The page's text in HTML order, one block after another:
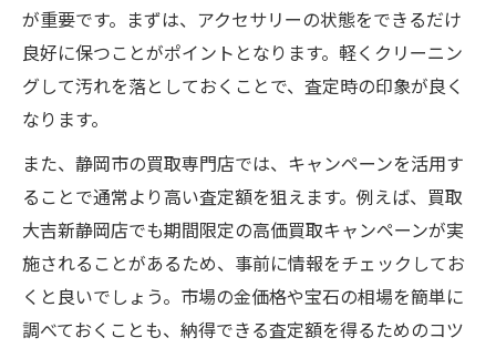
が重要です。まずは、アクセサリーの状態をできるだけ
良好に保つことがポイントとなります。軽くクリーニン
グして汚れを落としておくことで、査定時の印象が良く
なります。
また、静岡市の買取専門店では、キャンペーンを活用す
ることで通常より高い査定額を狙えます。例えば、買取
大吉新静岡店でも期間限定の高価買取キャンペーンが実
施されることがあるため、事前に情報をチェックしてお
くと良いでしょう。市場の金価格や宝石の相場を簡単に
調べておくことも、納得できる査定額を得るためのコツ